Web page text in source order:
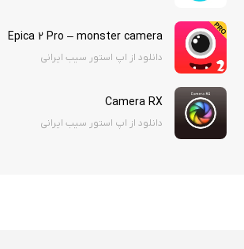
Epica 2 Pro – monster camera
دانلود از اپ استور سیب ایرانی
Camera RX
دانلود از اپ استور سیب ایرانی